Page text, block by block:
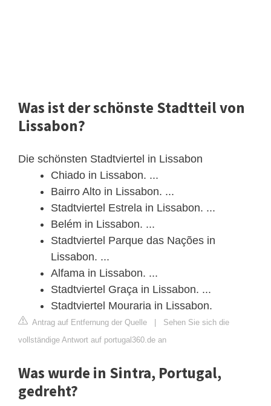
Was ist der schönste Stadtteil von
Lissabon?
Die schönsten Stadtviertel in Lissabon
Chiado in Lissabon. ...
Bairro Alto in Lissabon. ...
Stadtviertel Estrela in Lissabon. ...
Belém in Lissabon. ...
Stadtviertel Parque das Nações in
Lissabon. ...
Alfama in Lissabon. ...
Stadtviertel Graça in Lissabon. ...
Stadtviertel Mouraria in Lissabon.
Antrag auf Entfernung der Quelle | Sehen Sie sich die
vollständige Antwort auf portugal360.de an
Was wurde in Sintra, Portugal,
gedreht?